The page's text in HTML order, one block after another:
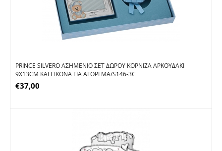
PRINCE SILVERO ΑΣΗΜΈΝΙΟ ΣΕΤ ΔΏΡΟΥ ΚΟΡΝΊΖΑ ΑΡΚΟΥΔΆΚΙ
9X13CM ΚΑΙ ΕΙΚΌΝΑ ΓΙΑ ΑΓΌΡΙ MA/S146-3C
€37,00